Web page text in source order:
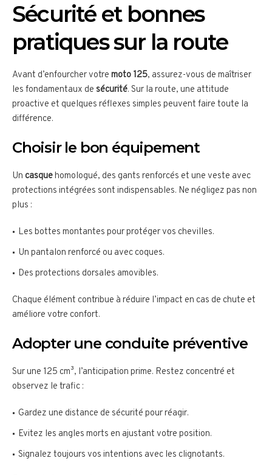
Sécurité et bonnes
pratiques sur la route
Avant d’enfourcher votre moto 125, assurez-vous de maîtriser
les fondamentaux de sécurité. Sur la route, une attitude
proactive et quelques réflexes simples peuvent faire toute la
différence.
Choisir le bon équipement
Un casquehomologué, des gants renforcés et une veste avec
protections intégrées sont indispensables. Ne négligez pas non
plus :
Les bottes montantes pour protéger vos chevilles.
Un pantalon renforcé ou avec coques.
Des protections dorsales amovibles.
Chaque élément contribue à réduire l’impact en cas de chute et
améliore votre confort.
Adopter une conduite préventive
Sur une 125 cm³, l’anticipation prime. Restez concentré et
observez le trafic :
Gardez une distance de sécurité pour réagir.
Evitez les angles morts en ajustant votre position.
Signalez toujours vos intentions avec les clignotants.